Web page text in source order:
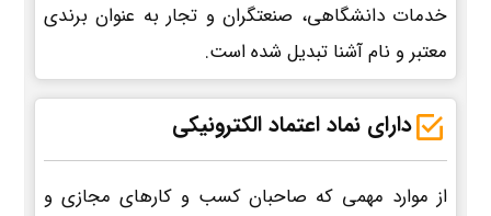
خدمات دانشگاهی، صنعتگران و تجار به عنوان برندی
معتبر و نام آشنا تبدیل شده است.
دارای نماد اعتماد الکترونیکی
از موارد مهمی که صاحبان کسب و کارهای مجازی و